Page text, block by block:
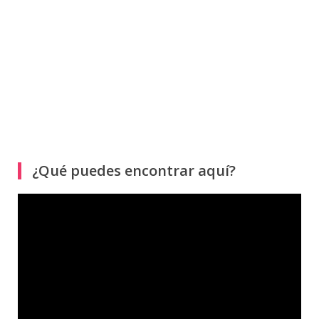
¿Qué puedes encontrar aquí?